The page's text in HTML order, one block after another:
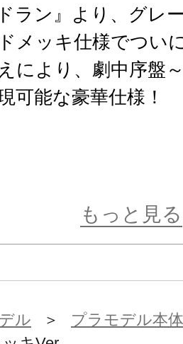
ラン』より、グレ
メッキ仕様でつい
により、劇中序盤
可能な豪華仕様！
ョンと可動性を両
もっと見る
ル ＞ プラモデル本体